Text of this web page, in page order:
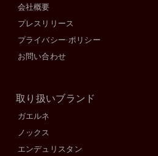
会社概要
プレスリリース
プライバシー·ポリシー
お問い合わせ
取り扱いブランド
ガエルネ
ノックス
エンデュリスタン